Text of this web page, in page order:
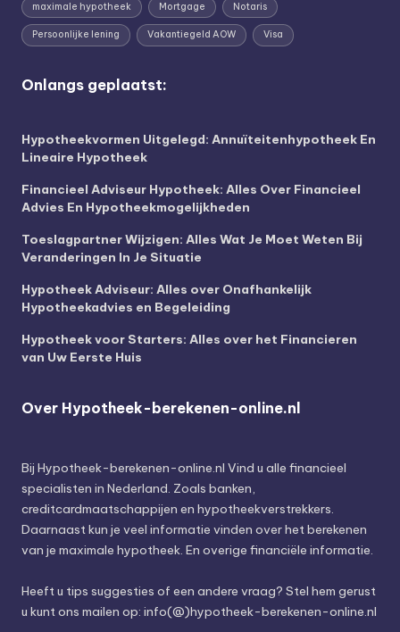
maximale hypotheek Mortgage Notaris
Persoonlijke lening Vakantiegeld AOW Visa
Onlangs geplaatst:
Hypotheekvormen Uitgelegd: Annuïteitenhypotheek En
Lineaire Hypotheek
Financieel Adviseur Hypotheek: Alles Over Financieel
Advies En Hypotheekmogelijkheden
Toeslagpartner Wijzigen: Alles Wat Je Moet Weten Bij
Veranderingen In Je Situatie
Hypotheek Adviseur: Alles over Onafhankelijk
Hypotheekadvies en Begeleiding
Hypotheek voor Starters: Alles over het Financieren
van Uw Eerste Huis
Over Hypotheek-berekenen-online.nl
Bij Hypotheek-berekenen-online.nl Vind u alle financieel
specialisten in Nederland. Zoals banken,
creditcardmaatschappijen en hypotheekverstrekkers.
Daarnaast kun je veel informatie vinden over het berekenen
van je maximale hypotheek. En overige financiële informatie.
Heeft u tips suggesties of een andere vraag? Stel hem gerust
u kunt ons mailen op: info(@)hypotheek-berekenen-online.nl